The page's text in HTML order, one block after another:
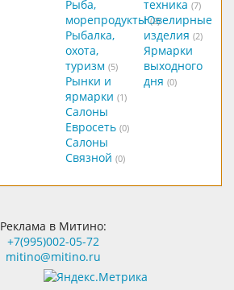
Рыба,
морепродукты (2)
Рыбалка,
охота,
туризм (5)
Рынки и
ярмарки (1)
Салоны
Евросеть (0)
Салоны
Связной (0)
техника (7)
Ювелирные
изделия (2)
Ярмарки
выходного
дня (0)
Реклама в Митино:
+7(995)002-05-72
mitino@mitino.ru